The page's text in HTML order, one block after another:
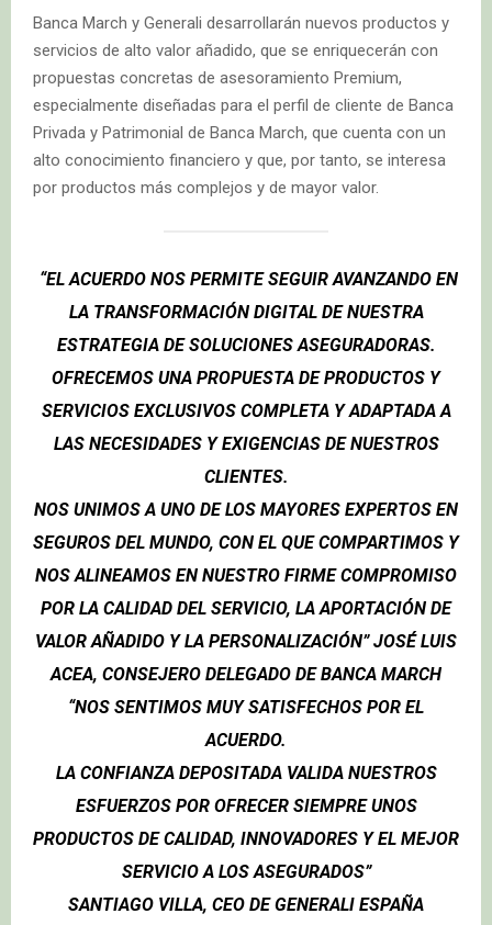
Banca March y Generali desarrollarán nuevos productos y
servicios de alto valor añadido, que se enriquecerán con
propuestas concretas de asesoramiento Premium,
especialmente diseñadas para el perfil de cliente de Banca
Privada y Patrimonial de Banca March, que cuenta con un
alto conocimiento financiero y que, por tanto, se interesa
por productos más complejos y de mayor valor.
“EL ACUERDO NOS PERMITE SEGUIR AVANZANDO EN
LA TRANSFORMACIÓN DIGITAL DE NUESTRA
ESTRATEGIA DE SOLUCIONES ASEGURADORAS.
OFRECEMOS UNA PROPUESTA DE PRODUCTOS Y
SERVICIOS EXCLUSIVOS COMPLETA Y ADAPTADA A
LAS NECESIDADES Y EXIGENCIAS DE NUESTROS
CLIENTES.
NOS UNIMOS A UNO DE LOS MAYORES EXPERTOS EN
SEGUROS DEL MUNDO, CON EL QUE COMPARTIMOS Y
NOS ALINEAMOS EN NUESTRO FIRME COMPROMISO
POR LA CALIDAD DEL SERVICIO, LA APORTACIÓN DE
VALOR AÑADIDO Y LA PERSONALIZACIÓN” JOSÉ LUIS
ACEA, CONSEJERO DELEGADO DE BANCA MARCH
“NOS SENTIMOS MUY SATISFECHOS POR EL
ACUERDO.
LA CONFIANZA DEPOSITADA VALIDA NUESTROS
ESFUERZOS POR OFRECER SIEMPRE UNOS
PRODUCTOS DE CALIDAD, INNOVADORES Y EL MEJOR
SERVICIO A LOS ASEGURADOS”
SANTIAGO VILLA, CEO DE GENERALI ESPAÑA